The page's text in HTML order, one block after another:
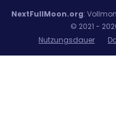
NextFullMoon.org:
© 2021 -
Nutzungsdauer